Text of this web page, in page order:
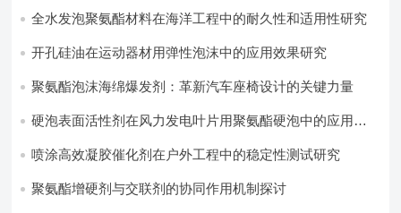
全水发泡聚氨酯材料在海洋工程中的耐久性和适用性研究
开孔硅油在运动器材用弹性泡沫中的应用效果研究
聚氨酯泡沫海绵爆发剂：革新汽车座椅设计的关键力量​
硬泡表面活性剂在风力发电叶片用聚氨酯硬泡中的应用实
喷涂高效凝胶催化剂在户外工程中的稳定性测试研究
聚氨酯增硬剂与交联剂的协同作用机制探讨